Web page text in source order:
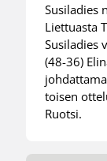
Susiladies
Liettuasta
Susiladies
(48-36)
toisen
Ruotsi.